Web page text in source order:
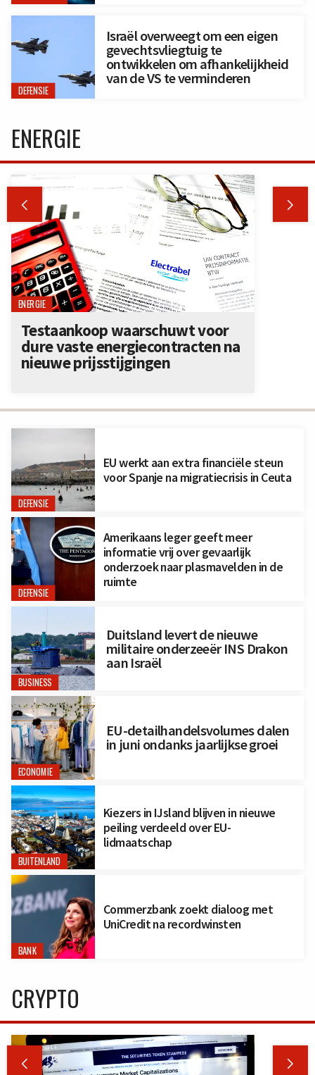
DEFENSIE
Israël overweegt om een eigen
gevechtsvliegtuig te
ontwikkelen om afhankelijkheid
van de VS te verminderen
DEFENSIE
EU werkt aan extra financiële steun
voor Spanje na migratiecrisis in Ceuta
DEFENSIE
Amerikaans leger geeft meer
informatie vrij over gevaarlijk
onderzoek naar plasmavelden in de
ruimte
BUSINESS
Duitsland levert de nieuwe
militaire onderzeeër INS Drakon
aan Israël
ECONOMIE
EU-detailhandelsvolumes dalen
in juni ondanks jaarlijkse groei
BUITENLAND
Kiezers in IJsland blijven in nieuwe
peiling verdeeld over EU-
lidmaatschap
BANK
Commerzbank zoekt dialoog met
UniCredit na recordwinsten
ENERGIE
 
ENERGIE
Testaankoop waarschuwt voor
dure vaste energiecontracten na
nieuwe prijsstijgingen
CRYPTO
 